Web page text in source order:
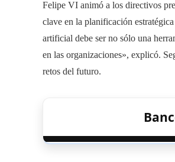
Felipe VI animó a los directivos
clave en la planificación
artificial debe ser no sólo una
en las organizaciones», explicó.
retos del futuro.